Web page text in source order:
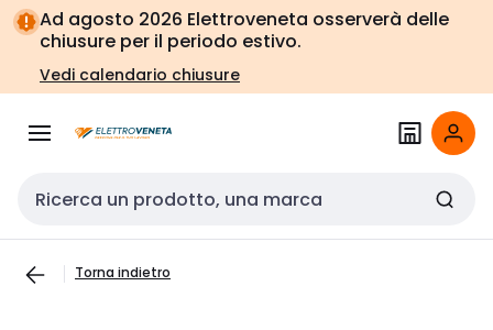
Vai alla
navigazione
Vai
alla
pagina
Ad agosto 2026 Elettroveneta osserverà delle
chiusure per il periodo estivo.
Vedi calendario chiusure
Cerca input
Torna indietro